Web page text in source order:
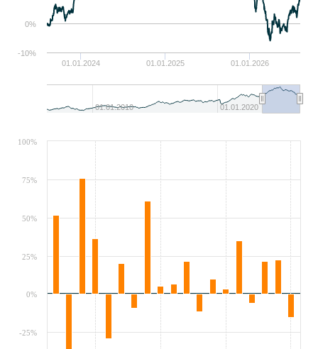
01.01.2024 01.01.2025 01.01.2026
01.01.2010 01.01.2020
-10%
0%
-25%
0%
25%
50%
75%
100%